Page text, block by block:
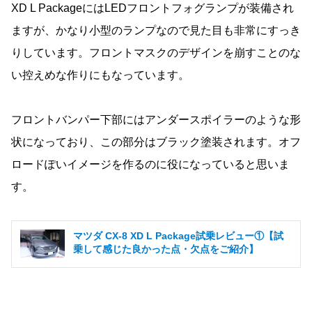
XD L PackageにはLEDフロントフォグランプが装備され
ますが、かなり小型のランプなので見た目も非常にすっき
りしています。フロントマスクのデザインを崩すことのな
い控えめな作りにもなっています。
フロントバンパー下部にはアンダースポイラーのような形
状になっており、この部分はブラック塗装されます。オフ
ロードぽいイメージを作るのに役になっていると思いま
す。
マツダ CX-8 XD L Package試乗レビュー①【試
乗して感じた良かった点・欠点をご紹介】